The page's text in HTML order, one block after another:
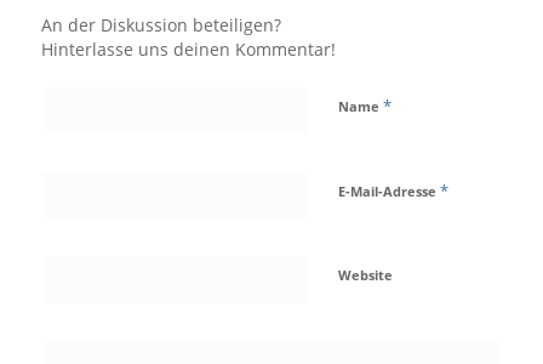
An der Diskussion beteiligen?
Hinterlasse uns deinen Kommentar!
Name *
E-Mail-Adresse *
Website